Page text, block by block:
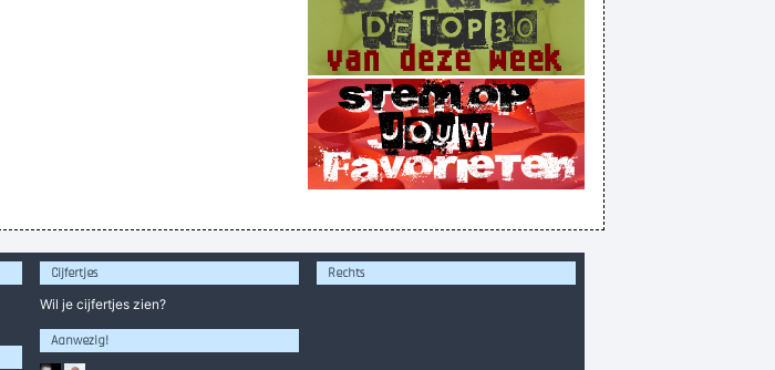
Cijfertjes
Wil je cijfertjes zien?
Aanwezig!
Rechts